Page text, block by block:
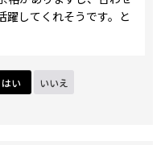
躍してくれそうです。と
はい いいえ